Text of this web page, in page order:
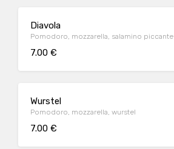
Diavola
Pomodoro, mozzarella, salamino piccante
7.00 €
Wurstel
Pomodoro, mozzarella, wurstel
7.00 €